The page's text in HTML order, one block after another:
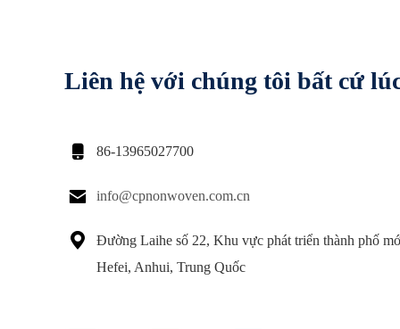
Liên hệ với chúng tôi bất cứ
 86-13965027700
 info@cpnonwoven.com.cn

Đường Laihe số 22, Khu vực phát triển thành phố
Hefei, Anhui, Trung Quốc